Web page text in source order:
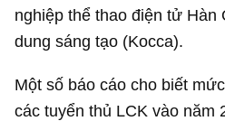
nghiệp thể thao điện tử Hàn
dung sáng tạo (Kocca).
Một số báo cáo cho biết
các tuyển thủ LCK vào năm